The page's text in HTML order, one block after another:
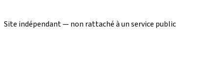
Site indépendant — non rattaché à un service public